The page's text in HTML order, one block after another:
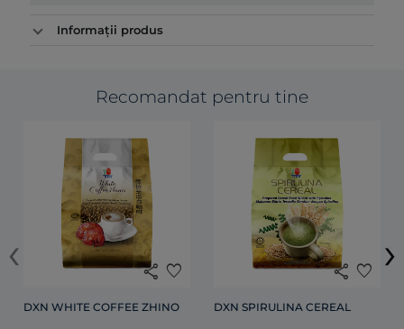
Informații produs
Recomandat pentru tine
share favorite
DXN WHITE COFFEE ZHINO
share favorite
DXN SPIRULINA CEREAL
‹ ›